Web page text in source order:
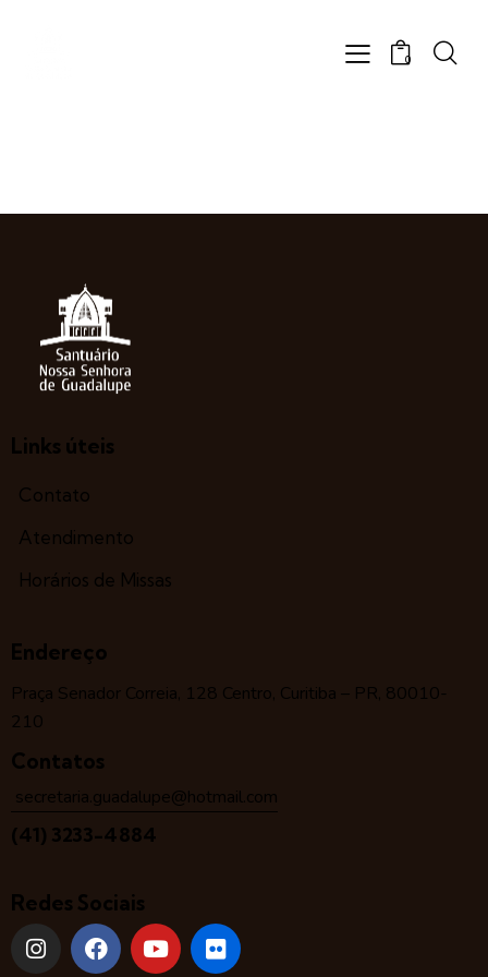
0
Links úteis
Contato
Atendimento
Horários de Missas
Endereço
Praça Senador Correia, 128 Centro, Curitiba – PR, 80010-
210
Contatos
secretaria.guadalupe@hotmail.com
(41) 3233-4884
Redes Sociais